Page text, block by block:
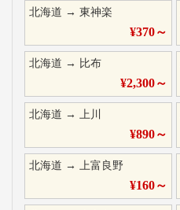
北海道 → 東神楽
¥370～
北海道 → 比布
¥2,300～
北海道 → 上川
¥890～
北海道 → 上富良野
¥160～